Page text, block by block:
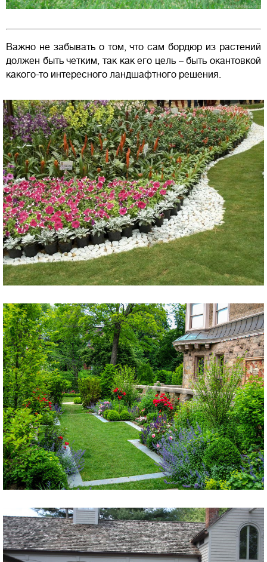
Важно не забывать о том, что сам бордюр из растений
должен быть четким, так как его цель – быть окантовкой
какого-то интересного ландшафтного решения.